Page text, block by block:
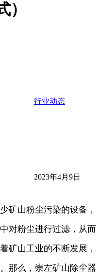
行业动态
2023年4月9日
矿山粉尘污染的设备，
对粉尘进行过滤，从而
矿山工业的不断发展，
那么，崇左矿山除尘器